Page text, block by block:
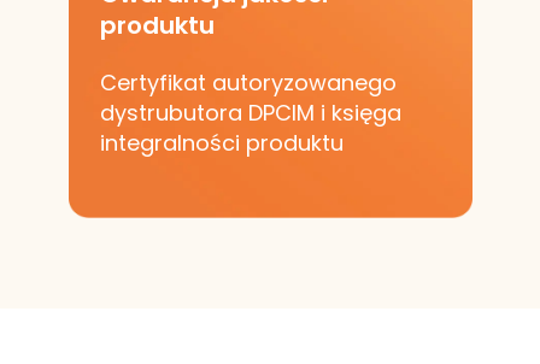
produktu
Certyfikat autoryzowanego
dystrubutora DPCIM i księga
integralności produktu